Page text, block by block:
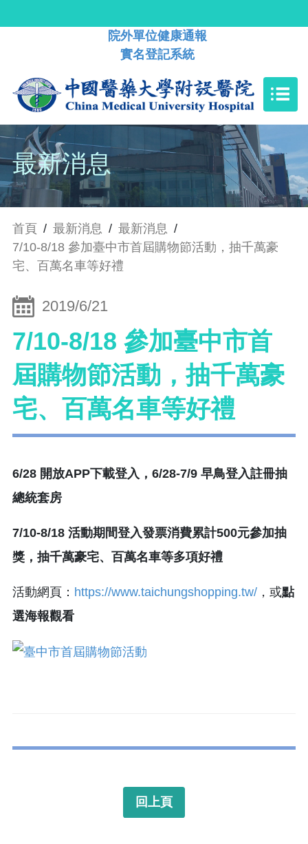
院外單位健康通報
實名登記系統
最新消息
首頁 / 最新消息 / 最新消息 /
7/10-8/18 參加臺中市首屆購物節活動，抽千萬豪
宅、百萬名車等好禮
2019/6/21
7/10-8/18 參加臺中市首
屆購物節活動，抽千萬豪
宅、百萬名車等好禮
6/28 開放APP下載登入，6/28-7/9 早鳥登入註冊抽
總統套房
7/10-8/18 活動期間登入發票消費累計500元參加抽
獎，抽千萬豪宅、百萬名車等多項好禮
活動網頁： https://www.taichungshopping.tw/ ，或點
選海報觀看
回上頁